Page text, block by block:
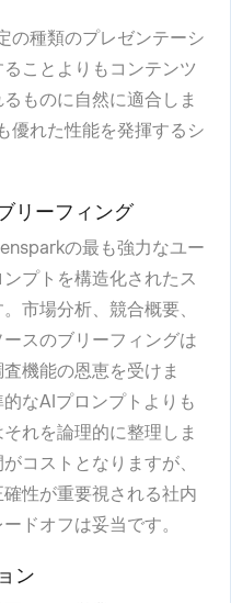
の種類のプレゼンテーシ
ことよりもコンテンツ
ものに自然に適合しま
優れた性能を発揮するシ
リーフィング
の最も強力なユー
プトを構造化されたス
市場分析、競合概要、
スのブリーフィングは
機能の恩恵を受けま
なAIプロンプトよりも
れを論理的に整理しま
コストとなりますが、
性が重要視される社内
ドオフは妥当です。
ン